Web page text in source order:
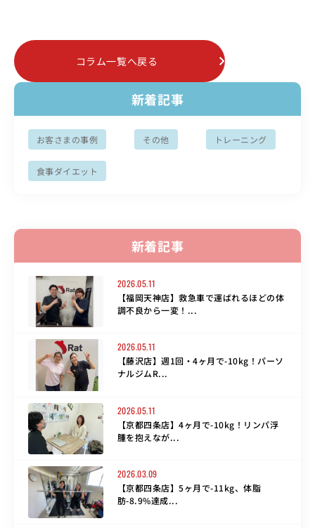
コラム一覧へ戻る
新着記事
お客さまの事例 その他 トレーニング
食事ダイエット
新着記事
2026.05.11
【福岡天神店】救急車で運ばれるほどの体
調不良から一変！...
2026.05.11
【藤沢店】週1回・4ヶ月で-10kg！パーソ
ナルジムR...
2026.05.11
【京都四条店】4ヶ月で-10kg！リンパ浮
腫を抱えなが...
2026.03.09
【京都四条店】5ヶ月で-11kg、体脂
肪-8.9%達成...